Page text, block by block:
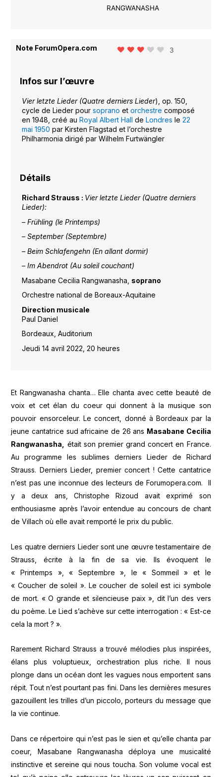
RANGWANASHA
Note ForumOpera.com 3
Infos sur l’œuvre
Vier letzte Lieder (Quatre derniers Lieder), op. 150,
cycle de Lieder pour soprano et orchestre composé
en 1948, créé au Royal Albert Hall de Londres le 22
mai 1950 par Kirsten Flagstad et l’orchestre
Philharmonia dirigé par Wilhelm Furtwängler
Détails
Richard Strauss : Vier letzte Lieder (Quatre derniers
Lieder):
– Frühling (le Printemps)
– September (Septembre)
– Beim Schlafengehn (En allant dormir)
– Im Abendrot (Au soleil couchant)
Masabane Cecilia Rangwanasha, soprano
Orchestre national de Boreaux-Aquitaine
Direction musicale
Paul Daniel
Bordeaux, Auditorium
Jeudi 14 avril 2022, 20 heures
Et Rangwanasha chanta… Elle chanta avec cette beauté de
voix et cet élan du coeur qui donnent à la musique son
pouvoir ensorceleur. Le concert, donné à Bordeaux par la
jeune cantatrice sud africaine de 26 ans Masabane Cecilia
Rangwanasha, était son premier grand concert en France.
Au programme les sublimes derniers Lieder de Richard
Strauss. Derniers Lieder, premier concert ! Cette cantatrice
n’est pas une inconnue des lecteurs de Forumopera.com. Il
y a deux ans, Christophe Rizoud avait exprimé son
enthousiasme après l’avoir entendue au concours de chant
de Villach où elle avait remporté le prix du public.
Les quatre derniers Lieder sont une œuvre testamentaire de
Strauss, écrite à la fin de sa vie. Ils évoquent le
« Printemps », « Septembre », le « Sommeil » et le
« Coucher de soleil ». Le coucher de soleil est ici symbole
de mort. « O grande et silencieuse paix », dit l’un des vers
du poème. Le Lied s’achève sur cette interrogation : « Est-ce
cela la mort ? ».
Rarement Richard Strauss a trouvé mélodies plus inspirées,
élans plus voluptueux, orchestration plus riche. Il nous
plonge dans un océan dont les vagues nous emportent sans
répit. Tout n’est pourtant pas fini. Dans les dernières mesures
gazouillent les trilles d’un piccolo, porteurs du message que
la vie continue.
Dans ce répertoire qui n’est pas le sien et qu’elle chanta par
coeur, Masabane Rangwanasha déploya une musicalité
instinctive et sereine qui nous toucha. Son volume vocal est